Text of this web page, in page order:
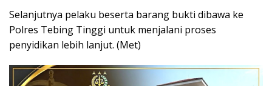
Selanjutnya pelaku beserta barang bukti dibawa ke
Polres Tebing Tinggi untuk menjalani proses
penyidikan lebih lanjut. (Met)